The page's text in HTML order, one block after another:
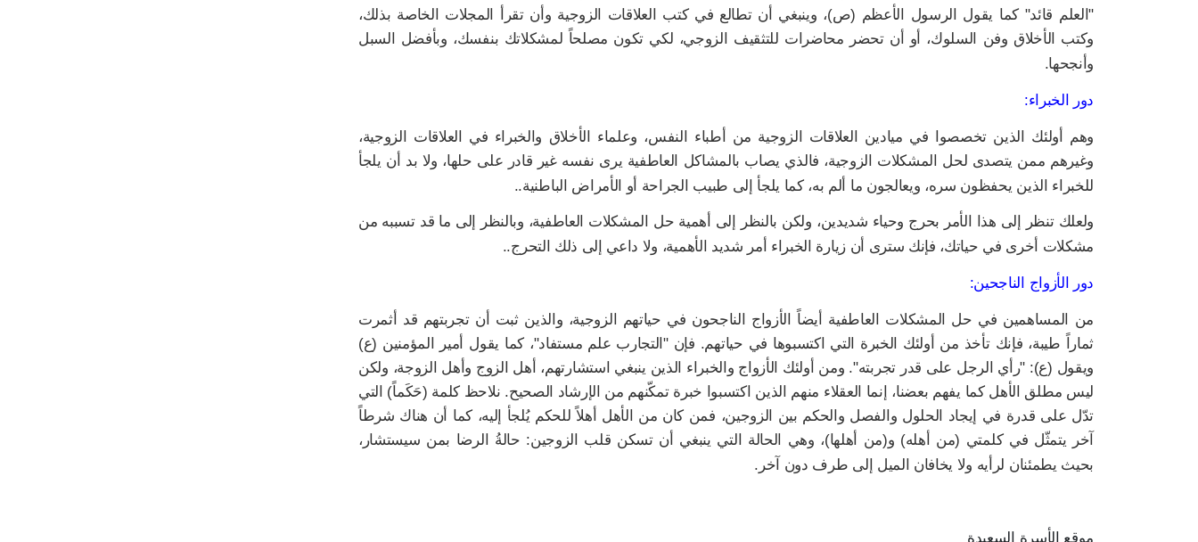
"العلم قائد" كما يقول الرسول الأعظم (ص)، وينبغي أن تطالع في كتب العلاقات الزوجية وأن تقرأ المجلات الخاصة بذلك،
وكتب الأخلاق وفن السلوك، أو أن تحضر محاضرات للتثقيف الزوجي، لكي تكون مصلحاً لمشكلاتك بنفسك، وبأفضل السبل
وأنجحها.
دور الخبراء:
وهم أولئك الذين تخصصوا في ميادين العلاقات الزوجية من أطباء النفس، وعلماء الأخلاق والخبراء في العلاقات الزوجية،
وغيرهم ممن يتصدى لحل المشكلات الزوجية، فالذي يصاب بالمشاكل العاطفية يرى نفسه غير قادر على حلها، ولا بد أن يلجأ
للخبراء الذين يحفظون سره، ويعالجون ما ألم به، كما يلجأ إلى طبيب الجراحة أو الأمراض الباطنية..
ولعلك تنظر إلى هذا الأمر بحرج وحياء شديدين، ولكن بالنظر إلى أهمية حل المشكلات العاطفية، وبالنظر إلى ما قد تسببه من
مشكلات أخرى في حياتك، فإنك سترى أن زيارة الخبراء أمر شديد الأهمية، ولا داعي إلى ذلك التحرج..
دور الأزواج الناجحين:
من المساهمين في حل المشكلات العاطفية أيضاً الأزواج الناجحون في حياتهم الزوجية، والذين ثبت أن تجربتهم قد أثمرت
ثماراً طيبة، فإنك تأخذ من أولئك الخبرة التي اكتسبوها في حياتهم. فإن "التجارب علم مستفاد"، كما يقول أمير المؤمنين (ع)
ويقول (ع): "رأي الرجل على قدر تجربته". ومن أولئك الأزواج والخبراء الذين ينبغي استشارتهم، أهل الزوج وأهل الزوجة، ولكن
ليس مطلق الأهل كما يفهم بعضنا، إنما العقلاء منهم الذين اكتسبوا خبرة تمكّنهم من الإرشاد الصحيح. نلاحظ كلمة (حَكَماً) التي
تدّل على قدرة في إيجاد الحلول والفصل والحكم بين الزوجين، فمن كان من الأهل أهلاً للحكم يُلجأ إليه، كما أن هناك شرطاً
آخر يتمثّل في كلمتي (من أهله) و(من أهلها)، وهي الحالة التي ينبغي أن تسكن قلب الزوجين: حالةُ الرضا بمن سيستشار،
بحيث يطمئنان لرأيه ولا يخافان الميل إلى طرف دون آخر.
موقع الأسرة السعيدة